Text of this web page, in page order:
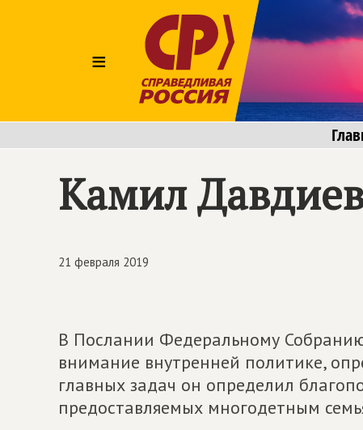
≡
Камил
21 февраля 2019
В Послании Федеральному
внимание внутренней политике,
главных задач он определил
предоставляемых многодетным